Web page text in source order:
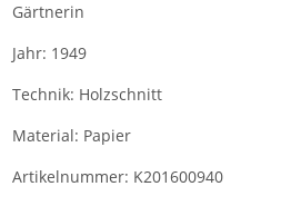
Gärtnerin
Jahr: 1949
Technik: Holzschnitt
Material: Papier
Artikelnummer: K201600940